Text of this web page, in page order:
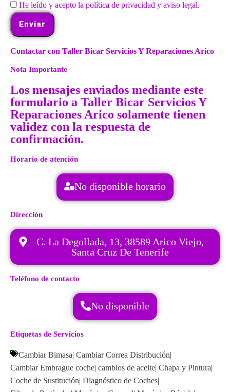
He leído y acepto la política de privacidad y aviso legal.
Enviar
Contactar con Taller Bicar Servicios Y Reparaciones Arico
Nota Importante
Los mensajes enviados mediante este
formulario a Taller Bicar Servicios Y
Reparaciones Arico solamente tienen
validez con la respuesta de
confirmación.
Horario de atención
No disponible horario
Dirección
C. La Degollada, 13, 38589 Arico Viejo,
Santa Cruz De Tenerife
Teléfono de contacto
No disponible
Etiquetas de Servicios
Cambiar Bimasa| Cambiar Correa Distribución|
Cambiar Embrague coche| cambios de aceite| Chapa y Pintura|
Coche de Sustitución| Diagnóstico de Coches|